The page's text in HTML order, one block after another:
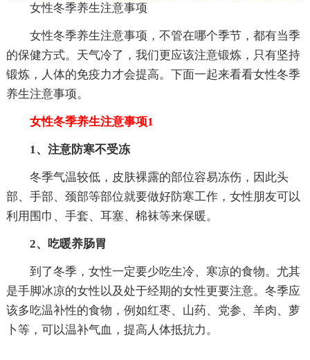
女性冬季养生注意事项
女性冬季养生注意事项，不管在哪个季节，都有当季
的保健方式。天气冷了，我们更应该注意锻炼，只有坚持
锻炼，人体的免疫力才会提高。下面一起来看看女性冬季
养生注意事项。
女性冬季养生注意事项1
1、注意防寒不受冻
冬季气温较低，皮肤裸露的部位容易冻伤，因此头
部、手部、颈部等部位就要做好防寒工作，女性朋友可以
利用围巾、手套、耳塞、棉袜等来保暖。
2、吃暖养肠胃
到了冬季，女性一定要少吃生冷、寒凉的食物。尤其
是手脚冰凉的女性以及处于经期的女性更要注意。冬季应
该多吃温补性的食物，例如红枣、山药、党参、羊肉、萝
卜等，可以温补气血，提高人体抵抗力。